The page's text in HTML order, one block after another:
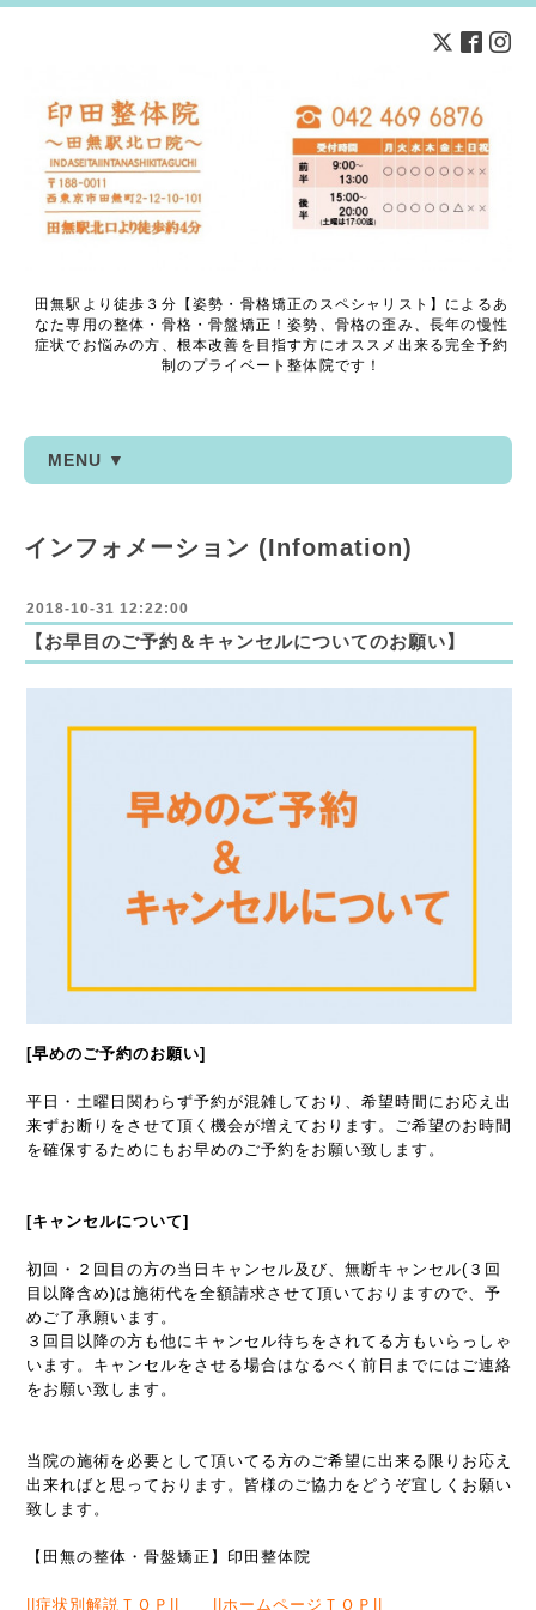
田無駅より徒歩３分【姿勢・骨格矯正のスペシャリスト】によるあ
なた専用の整体・骨格・骨盤矯正！姿勢、骨格の歪み、長年の慢性
症状でお悩みの方、根本改善を目指す方にオススメ出来る完全予約
制のプライベート整体院です！
MENU ▼
インフォメーション (Infomation)
2018-10-31 12:22:00
【お早目のご予約＆キャンセルについてのお願い】
[早めのご予約のお願い]
平日・土曜日関わらず予約が混雑しており、希望時間にお応え出
来ずお断りをさせて頂く機会が増えております。ご希望のお時間
を確保するためにもお早めのご予約をお願い致します。
[キャンセルについて]
初回・２回目の方の当日キャンセル及び、無断キャンセル(３回
目以降含め)は施術代を全額請求させて頂いておりますので、予
めご了承願います。
３回目以降の方も他にキャンセル待ちをされてる方もいらっしゃ
います。キャンセルをさせる場合はなるべく前日までにはご連絡
をお願い致します。
当院の施術を必要として頂いてる方のご希望に出来る限りお応え
出来ればと思っております。皆様のご協力をどうぞ宜しくお願い
致します。
【田無の整体・骨盤矯正】印田整体院
症状別解説ＴＯＰ ホームページＴＯＰ